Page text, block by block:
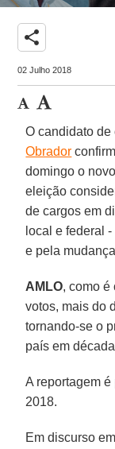
share
02 Julho 2018
O candidato
Obrador
domingo o
eleição
de cargos em
local e federal
e pela
AMLO, como é
votos, mais do
tornando-se o
país em
A reportagem
2018.
Em discurso